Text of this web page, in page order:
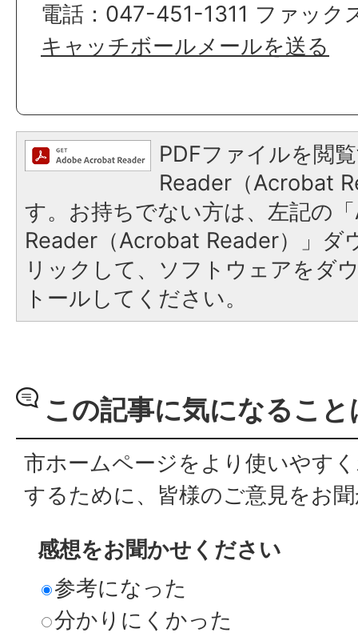
電話：047-451-1311 ファッ
キャッチボールメールを送る
PDFファイルを閲
Reader（Acrobat
す。お持ちでない方は、左記の
Reader（Acrobat Reader）」ダ
リックして、ソフトウェアをダ
トールしてください。
この記事に気になるこ
市ホームページをより使いやす
するために、皆様のご意見をお
感想をお聞かせください
参考になった
分かりにくかった